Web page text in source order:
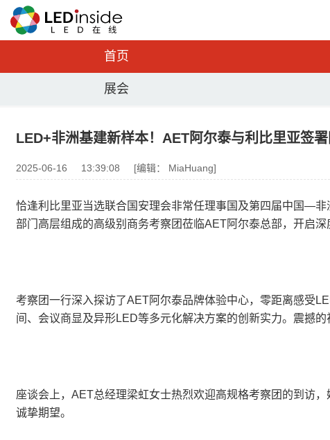
首页
展会
LED+非洲基建新样本！AET阿尔泰与利比里亚签
2025-06-16 13:39:08 [编辑： MiaHuang]
恰逢利比里亚当选联合国安理会非常任理事国及第四届中国—
部门高层组成的高级别商务考察团莅临AET阿尔泰总部，开启
考察团一行深入探访了AET阿尔泰品牌体验中心，零距离感受
间、会议商显及异形LED等多元化解决方案的创新实力。震撼
座谈会上，AET总经理梁虹女士热烈欢迎高规格考察团的到访
诚挚期望。